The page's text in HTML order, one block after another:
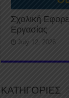
Σχολική
Εργασίας
July 12, 2026
ΚΑΤΗΓΟΡΙΕΣ